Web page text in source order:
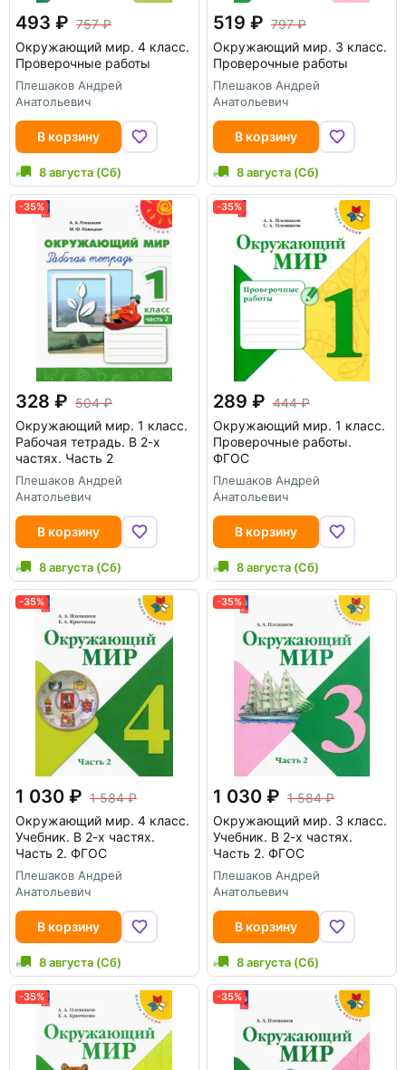
493
757
Окружающий мир. 4 класс.
Проверочные работы
Плешаков Андрей
Анатольевич
В корзину
8 августа (Сб)
519
797
Окружающий мир. 3 класс.
Проверочные работы
Плешаков Андрей
Анатольевич
В корзину
8 августа (Сб)
-35%
328
504
Окружающий мир. 1 класс.
Рабочая тетрадь. В 2-х
частях. Часть 2
Плешаков Андрей
Анатольевич
В корзину
8 августа (Сб)
-35%
289
444
Окружающий мир. 1 класс.
Проверочные работы.
ФГОС
Плешаков Андрей
Анатольевич
В корзину
8 августа (Сб)
-35%
1 030
1 584
Окружающий мир. 4 класс.
Учебник. В 2-х частях.
Часть 2. ФГОС
Плешаков Андрей
Анатольевич
В корзину
8 августа (Сб)
-35%
1 030
1 584
Окружающий мир. 3 класс.
Учебник. В 2-х частях.
Часть 2. ФГОС
Плешаков Андрей
Анатольевич
В корзину
8 августа (Сб)
-35% -35%